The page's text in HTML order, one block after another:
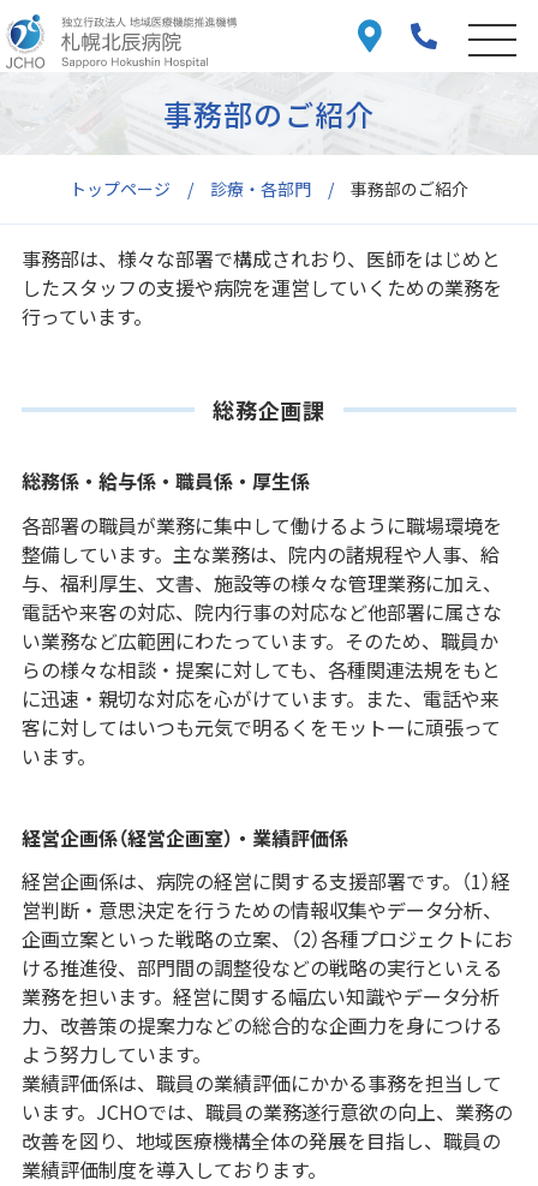
トップページ 診療・各部門 事務部のご紹介
事務部のご紹介
事務部は、様々な部署で構成されおり、医師をはじめと
したスタッフの支援や病院を運営していくための業務を
行っています。
総務企画課
総務係・給与係・職員係・厚生係
各部署の職員が業務に集中して働けるように職場環境を
整備しています。主な業務は、院内の諸規程や人事、給
与、福利厚生、文書、施設等の様々な管理業務に加え、
電話や来客の対応、院内行事の対応など他部署に属さな
い業務など広範囲にわたっています。そのため、職員か
らの様々な相談・提案に対しても、各種関連法規をもと
に迅速・親切な対応を心がけています。また、電話や来
客に対してはいつも元気で明るくをモットーに頑張って
います。
経営企画係（経営企画室）・業績評価係
経営企画係は、病院の経営に関する支援部署です。（1）経
営判断・意思決定を行うための情報収集やデータ分析、
企画立案といった戦略の立案、（2）各種プロジェクトにお
ける推進役、部門間の調整役などの戦略の実行といえる
業務を担います。経営に関する幅広い知識やデータ分析
力、改善策の提案力などの総合的な企画力を身につける
よう努力しています。
業績評価係は、職員の業績評価にかかる事務を担当して
います。JCHOでは、職員の業務遂行意欲の向上、業務の
改善を図り、地域医療機構全体の発展を目指し、職員の
業績評価制度を導入しております。